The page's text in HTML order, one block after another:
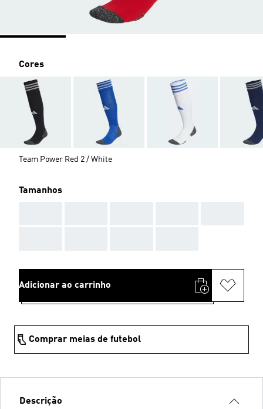
Cores
Team Power Red 2 / White
Tamanhos
Adicionar ao carrinho
Comprar meias de futebol
Descrição